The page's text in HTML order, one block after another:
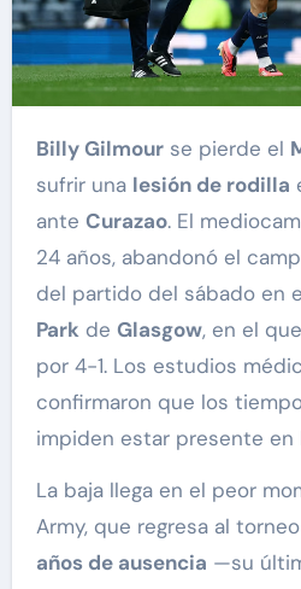
Billy Gilmourse pierde el
sufrir una lesión de rodilla
ante Curazao. El
24 años, abandonó el
del partido del sábado en
Parkde Glasgow, en el que
por 4-1. Los estudios
confirmaron que los
impiden estar presente en
La baja llega en el peor
Army, que regresa al
años de ausencia —su